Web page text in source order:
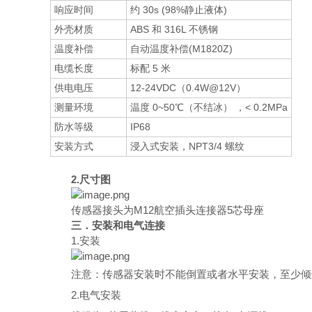
响应时间
约 30s (98%静止液体)
外壳材质
ABS 和 316L 不锈钢
温度补偿
自动温度补偿(M1820Z)
电缆长度
标配 5 米
供电电压
12-24VDC（0.4W@12V）
测量环境
温度 0~50℃（不结冰） ，< 0.2MPa
防水等级
IP68
安装方式
浸入式安装，NPT3/4 螺纹
2.尺寸图
传感器接头为M12航空插头连接器5芯母座
三．安装和电气连接
1.安装
注意：传感器安装时不能倒置或者水平安装，至少倾
2.电气安装